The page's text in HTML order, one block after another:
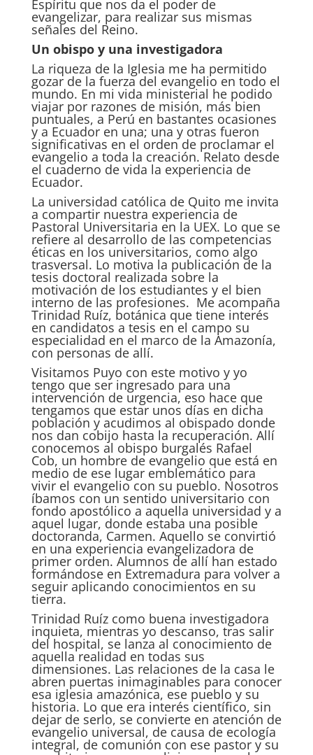
Espíritu que nos da el poder de
evangelizar, para realizar sus mismas
señales del Reino.
Un obispo y una investigadora
La riqueza de la Iglesia me ha permitido
gozar de la fuerza del evangelio en todo el
mundo. En mi vida ministerial he podido
viajar por razones de misión, más bien
puntuales, a Perú en bastantes ocasiones
y a Ecuador en una; una y otras fueron
significativas en el orden de proclamar el
evangelio a toda la creación. Relato desde
el cuaderno de vida la experiencia de
Ecuador.
La universidad católica de Quito me invita
a compartir nuestra experiencia de
Pastoral Universitaria en la UEX. Lo que se
refiere al desarrollo de las competencias
éticas en los universitarios, como algo
trasversal. Lo motiva la publicación de la
tesis doctoral realizada sobre la
motivación de los estudiantes y el bien
interno de las profesiones. Me acompaña
Trinidad Ruíz, botánica que tiene interés
en candidatos a tesis en el campo su
especialidad en el marco de la Amazonía,
con personas de allí.
Visitamos Puyo con este motivo y yo
tengo que ser ingresado para una
intervención de urgencia, eso hace que
tengamos que estar unos días en dicha
población y acudimos al obispado donde
nos dan cobijo hasta la recuperación. Allí
conocemos al obispo burgalés Rafael
Cob, un hombre de evangelio que está en
medio de ese lugar emblemático para
vivir el evangelio con su pueblo. Nosotros
íbamos con un sentido universitario con
fondo apostólico a aquella universidad y a
aquel lugar, donde estaba una posible
doctoranda, Carmen. Aquello se convirtió
en una experiencia evangelizadora de
primer orden. Alumnos de allí han estado
formándose en Extremadura para volver a
seguir aplicando conocimientos en su
tierra.
Trinidad Ruíz como buena investigadora
inquieta, mientras yo descanso, tras salir
del hospital, se lanza al conocimiento de
aquella realidad en todas sus
dimensiones. Las relaciones de la casa le
abren puertas inimaginables para conocer
esa iglesia amazónica, ese pueblo y su
historia. Lo que era interés científico, sin
dejar de serlo, se convierte en atención de
evangelio universal, de causa de ecología
integral, de comunión con ese pastor y su